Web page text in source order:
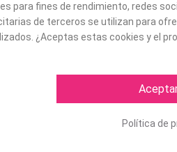
2026
para fines de rendimiento, redes
de terceros se utilizan para
¿Aceptas estas cookies y el
Política de